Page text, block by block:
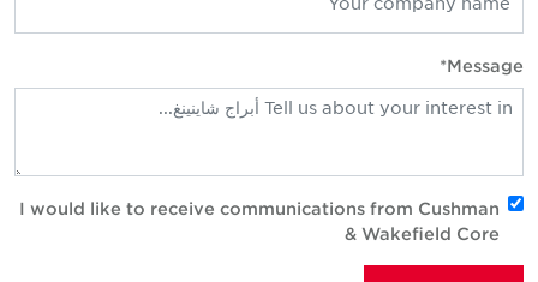
Message*
I would like to receive communications from Cushman
& Wakefield Core